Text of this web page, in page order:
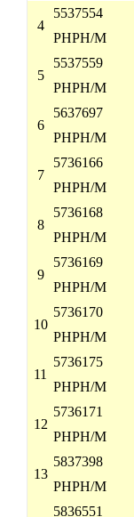
4
5537554
PHPH/M
5
5537559
PHPH/M
6
5637697
PHPH/M
7
5736166
PHPH/M
8
5736168
PHPH/M
9
5736169
PHPH/M
10
5736170
PHPH/M
11
5736175
PHPH/M
12
5736171
PHPH/M
13
5837398
PHPH/M
5836551